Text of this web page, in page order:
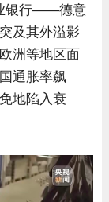
银行——德意
及其外溢影
洲等地区面
通胀率飙
地陷入衰